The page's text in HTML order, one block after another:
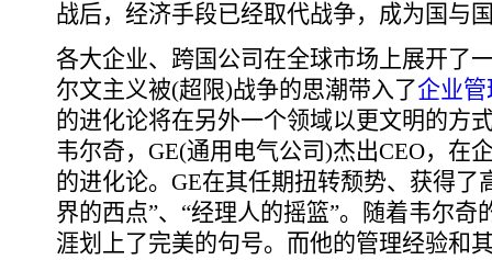
战后，经济手段已经取代战争，成为国与
各大企业、跨国公司在全球市场上展开了
尔文主义被(超限)战争的思潮带入了企业管
的进化论将在另外一个领域以更文明的方
韦尔奇，GE(通用电气公司)杰出CEO，在
的进化论。GE在其任期扭转颓势、获得了
界的西点”、“经理人的摇篮”。随着韦尔
涯划上了完美的句号。而他的管理经验和